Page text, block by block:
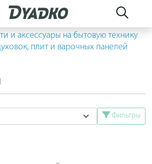
и аксессуары на бытовую технику
плит и варочных панелей
Фильтры